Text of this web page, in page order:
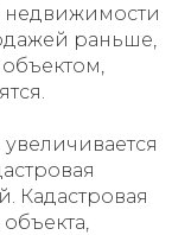
недвижимости
раньше,
Кадастровая